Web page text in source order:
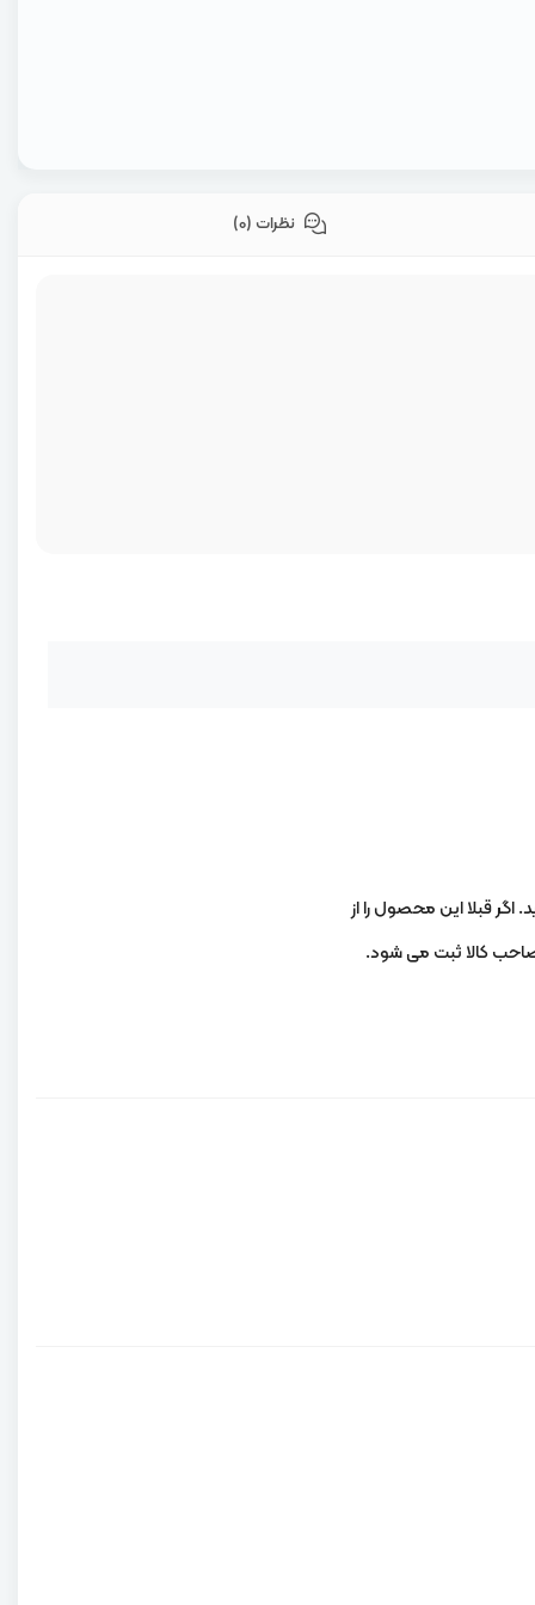
نظرات (0)
اگر قبلا این محصول را از
صاحب کالا ثبت می شود.